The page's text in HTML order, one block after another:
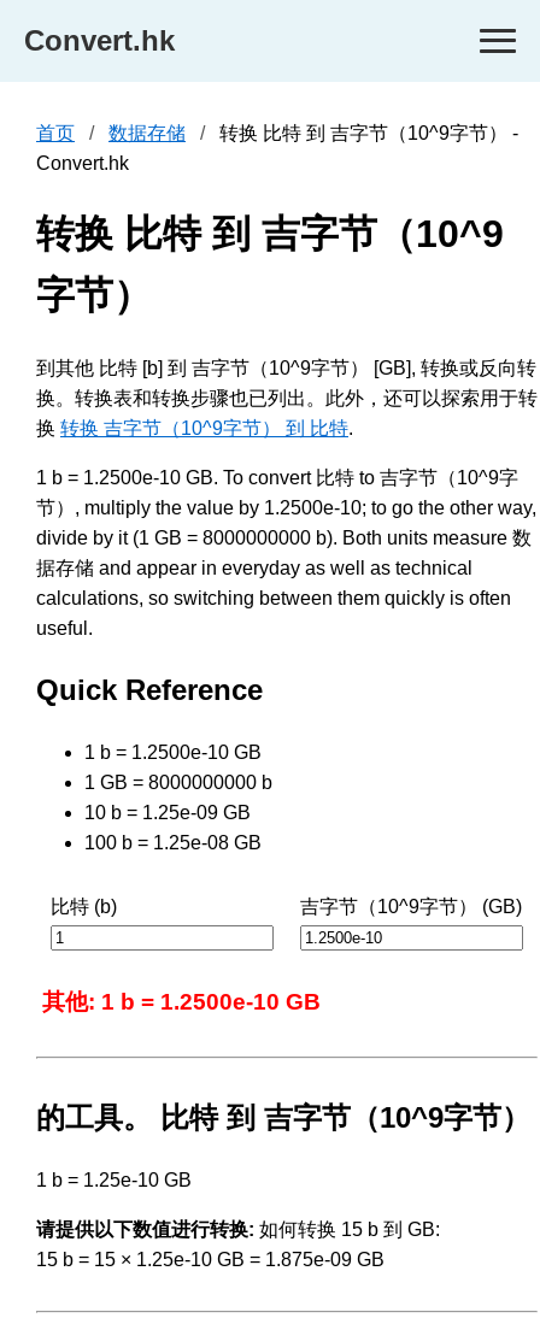
Convert.hk
首页 数据存储
转换 比特 到 吉字节（10^9字节） -
Convert.hk
转换 比特 到 吉字节（10^9
字节）
到其他 比特 [b] 到 吉字节（10^9字节） [GB], 转换或反向转
换。转换表和转换步骤也已列出。此外，还可以探索用于转
换 转换 吉字节（10^9字节） 到 比特.
1 b = 1.2500e-10 GB. To convert 比特 to 吉字节（10^9字
节）, multiply the value by 1.2500e-10; to go the other way,
divide by it (1 GB = 8000000000 b). Both units measure 数
据存储 and appear in everyday as well as technical
calculations, so switching between them quickly is often
useful.
Quick Reference
1 b = 1.2500e-10 GB
1 GB = 8000000000 b
10 b = 1.25e-09 GB
100 b = 1.25e-08 GB
比特 (b) 吉字节（10^9字节） (GB)
其他: 1 b = 1.2500e-10 GB
的工具。 比特 到 吉字节（10^9字节）
1 b = 1.25e-10 GB
请提供以下数值进行转换: 如何转换 15 b 到 GB:
15 b = 15 × 1.25e-10 GB = 1.875e-09 GB